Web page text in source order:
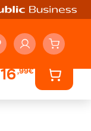
16,99€